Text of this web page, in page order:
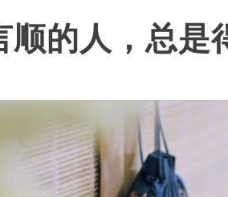
顺的人，总是